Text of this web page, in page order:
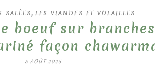
SALÉES , LES VIANDES ET VOLAILLES
boeuf sur
façon
5 AOÛT 2025